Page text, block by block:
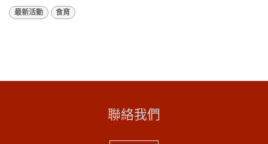
最新活動 食育
聯絡我們